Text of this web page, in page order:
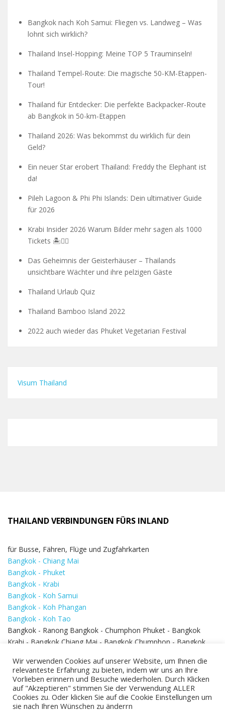
Bangkok nach Koh Samui: Fliegen vs. Landweg – Was
lohnt sich wirklich?
Thailand Insel-Hopping: Meine TOP 5 Trauminseln!
Thailand Tempel-Route: Die magische 50-KM-Etappen-
Tour!
Thailand für Entdecker: Die perfekte Backpacker-Route
ab Bangkok in 50-km-Etappen
Thailand 2026: Was bekommst du wirklich für dein
Geld?
Ein neuer Star erobert Thailand: Freddy the Elephant ist
da!
Pileh Lagoon & Phi Phi Islands: Dein ultimativer Guide
für 2026
Krabi Insider 2026 Warum Bilder mehr sagen als 1000
Tickets 🏝️🧗‍♂️
Das Geheimnis der Geisterhäuser – Thailands
unsichtbare Wächter und ihre pelzigen Gäste
Thailand Urlaub Quiz
Thailand Bamboo Island 2022
2022 auch wieder das Phuket Vegetarian Festival
Visum Thailand
THAILAND VERBINDUNGEN FÜRS INLAND
für Busse, Fähren, Flüge und Zugfahrkarten
Bangkok - Chiang Mai
Bangkok - Phuket
Bangkok - Krabi
Bangkok - Koh Samui
Bangkok - Koh Phangan
Bangkok - Koh Tao
Bangkok - Ranong Bangkok - Chumphon Phuket - Bangkok
Krabi - Bangkok Chiang Mai - Bangkok Chumphon - Bangkok
Bangkok - Hua Hin
Wir verwenden Cookies auf unserer Website, um Ihnen die
relevanteste Erfahrung zu bieten, indem wir uns an Ihre
Vorlieben erinnern und Besuche wiederholen. Durch Klicken
auf "Akzeptieren" stimmen Sie der Verwendung ALLER
Cookies zu. Oder klicken Sie auf die Cookie Einstellungen um
sie nach Ihren Wünschen zu änderrn